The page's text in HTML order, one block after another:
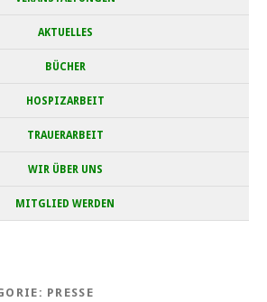
AKTUELLES
BÜCHER
HOSPIZARBEIT
TRAUERARBEIT
WIR ÜBER UNS
MITGLIED WERDEN
PRESSE